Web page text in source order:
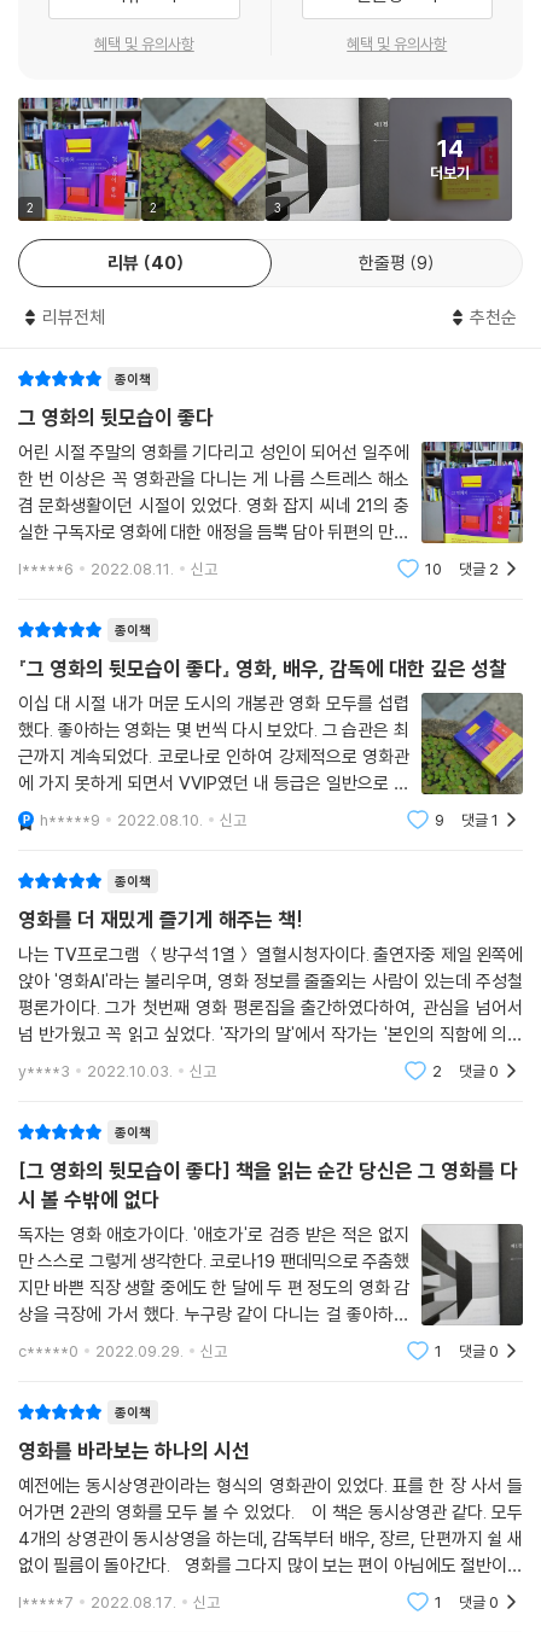
다. 여성과 유색인종, 성소수자, 장애인 등을 영화 제작 과정에서 배제하지
말고 ‘포함’시켜야 한다는 얘기다. 비록 수상은 못 했어도 객석의 메릴 스트
바로 그런 존재다.
---「메릴 스트리프」중에서
[영웅본색]에서 “신을 믿나?”라는 질문에 “내가 바로 신이야. 자기 운명
을 잡을 수 있는 자가 바로 신이지”라고 당당하게 말했던 주윤발이, 20년
전 시점의 [영웅본색 3]에서는 매염방과의 대화 도중 “운명은 사람 마음
대로 할 수 있는 게 아냐. 신이 정해놓으셨어”라는 운명론을 얘기한다. [영
웅본색 3]는 시간을 거슬러 올라가 근본적으로 어디서부터 잘못되었나를
묻는다. [영웅본색] 시리즈는 홍콩의 현대사와 겹쳐지는, 우리가 생각한
---「‘홍콩 누아르’의 발명」중에서
매체 환경이 아무리 변하더라도 진실을 추구하는 저널리즘의 본분을 잊어
서는 안 되는 것이다. 자식에게 부끄럽지 않은 아버지가 되기 위해 양심선
언을 하려는 젊은 공무원(마츠자카 토리)과, 훌륭한 기자로서 세상을 떠난
아버지에게 부끄럽지 않은 딸이 되기 위해 진실을 보도하려는 기자(심은
경)는 영화 속에서 이렇게 함께 질문한다. “그렇게 살아도 됩니까? 내버려
은 어떻게 대답하시겠습니까.
---「저널리즘 영화」중에서
손에 잡힐 것 같은 생생함
영화 속에서 태어나 스스로 만개하는 시대의 아이콘들을 생각하다
감독의 영감에서 영화가 탄생한다면, 실로 영화를 완성시키는 것은 배우
다. 감독의 든든한 파트너이자 조력자가 되기도 하고 관객과 가장 가까이
소통하며 시대의 아이콘으로 자리매김하는 배우들. 윤여정, 전도연, 설경
구, 봉태규, 공효진이라는 한국 영화의 빛나는 이름들 이후로 메릴 스트리
프, 주성치, 찰리 채플린, 오드리 헵번이라는, 영화광이라면 사랑해 마지않
는 이름들이 이어진다. 총 9명의 배우들은 과거의 자신과 싸워가면서 늘
갱신하고, 자신만의 방식으로 영화를 만들어나간다.
진 감독은 전도연에게 “어떤 느낌인지 알지?”를 물었고, 강우석 감독은 설
경구에게 “알아서 잘 만들어줘”라며 부탁했다. 배우들에게 캐릭터가 주어
지는 순간, 그들은 감독의 손을 벗어나 스스로 피어나고 무르익는다. 감독
들의 감독, 김기영의 작품 세계에 영향을 주며 불균질한 비범함을 맘껏 뽐
냈던 윤여정, 삶의 신념을 영화 속에서도 맘껏 펼쳐내며 ‘배우가 산업을 바
꿀 수 있다’는 말을 증명한 메릴 스트리프는 단연코 독보적인 존재감으로
영화 산업을 지탱해온 이름들이다. 봉태규, 공효진이 자신만의 정서로 완
성해온 ‘전대미문’의 캐릭터들부터 주성치, 찰리 채플린, 오드리 헵번이 세
다..
제3전시실 「장르관」
장르 이단아들의 무한한 가능성
장르의 렌즈로 들여다보면 보이는 영화가 우리에게 던지는 질문들
‘감독’과 ‘배우’라는 키워드가 영화의 밖을 탐구하는 유용한 도구였다면,
‘장르’라는 렌즈는 영화의 내부를 비교적 깊게 들여다볼 수 있는 도구가 된
선거영화, 저널리즘 영화 등 영화가 다루고 있는 소재와 방식에 따라 총 11
개의 주제를 탐구한다. 장르 영화는 자신의 존재를 나타내는 반복적인 ‘컨
벤션(관습)’이 특징이다. 이 컨벤션에는 대중의 무의식이 반영되기에, 장
르 영화는 우리의 역사, 사회 문제, 더 나아가 우리가 당연하다 여겨온 관념
까지 담는다. 한국 공포영화로 대표되는 [여고괴담]과 [알포인트]에서 각
각 한국의 입시 교육에 대한 비판, 베트남전에 대한 반성을 읽는 것이 결코
과장이 아닌 이유다. 장르 영화는 그들의 방식으로 조금씩 변주하고 나아
겨온 독자들도 이 책을 통해 영화로 시대를 사유하는 방법과 관점을 새롭
게 얻어갈 것이다.
제4전시실 「단편관」
장편이 상상할 수 없는 자유
어쩌면 모든 것의 시작이었을 거장들의 단편에 주목하다
“모든 감독은 단편으로 시작했다.” 이 말은 박찬욱과 봉준호에게도 예외가
아니다. 이 전시실에서는 그동안 장편만큼 잘 다뤄지진 않았지만, 두 거장
이후 매년 단편 작업을 이어오고 있고, 오랜 시간 미쟝센 단편영화제에 참
여할 만큼 단편에 대한 애정이 크다. 또한 그는 동생 박찬경 감독과 함께
‘파킹 찬스’라는 이름의 단편 프로젝트 그룹을 꾸리기도 했다. [심판]부터
[일장춘몽]까지, 단편영화에 숨겨져 있는 그의 장편으로 이어지는 중요한
전환의 단서들을 이 책에서 찾을 수 있다. 봉준호 또한 “단편으로 시작한
것을 넘어, 늘 단편과 함께”였다. 한국영화아카데미에 입학하기 전 찍은
[백색인]부터 학교에서 과제로 만든 습작 [프레임 속의 기억들]까지, 작품
활동 초기의 짧은 단편에서도 [기생충]으로 이어지는 ‘봉준호 스타일’을
압력이다. 또 써달라
- 이경미 (영화감독, 각본가)
혜택 및 유의사항 혜택 및 유의사항
2 2 3
14
더보기
리뷰 40 한줄평 9
리뷰전체 추천순
종이책
그 영화의 뒷모습이 좋다
어린 시절 주말의 영화를 기다리고 성인이 되어선 일주에
한 번 이상은 꼭 영화관을 다니는 게 나름 스트레스 해소
겸 문화생활이던 시절이 있었다. 영화 잡지 씨네 21의 충
실한 구독자로 영화에 대한 애정을 듬뿍 담아 뒤편의 만화
와 영화 관련 퀴즈를 푸는 게 일상이었던 그 시절을 떠올
리게 하는 주성철 영화평론가의 『그 영화의 뒷모습이 좋
l*****6 2022.08.11. 신고 10 댓글 2
종이책
『그 영화의 뒷모습이 좋다』 영화, 배우, 감독에 대한 깊은 성찰
이십 대 시절 내가 머문 도시의 개봉관 영화 모두를 섭렵
했다. 좋아하는 영화는 몇 번씩 다시 보았다. 그 습관은 최
근까지 계속되었다. 코로나로 인하여 강제적으로 영화관
에 가지 못하게 되면서 VVIP였던 내 등급은 일반으로 내
려앉았다. 책과 음악, 영화 중 책 다음으로 좋아하는 게 영
화다. 다른 사람들의 이야기에 매력을 느껴 화면에 빠져들
h*****9 2022.08.10. 신고 9 댓글1
종이책
영화를 더 재밌게 즐기게 해주는 책!
나는 TV프로그램 ＜방구석 1열＞ 열혈시청자이다. 출연자중 제일 왼쪽에
앉아 '영화AI'라는 불리우며, 영화 정보를 줄줄외는 사람이 있는데 주성철
평론가이다. 그가 첫번째 영화 평론집을 출간하였다하여, 관심을 넘어서
넘 반가웠고 꼭 읽고 싶었다. '작가의 말'에서 작가는 '본인의 직함에 의문
을 갖는다'라는 문장으로 시작된다. 영화 프로그램에서 느꼈던 그분다운
생각이라 느껴
y****3 2022.10.03. 신고 2 댓글0
종이책
[그 영화의 뒷모습이 좋다] 책을 읽는 순간 당신은 그 영화를 다
시 볼 수밖에 없다
독자는 영화 애호가이다. '애호가'로 검증 받은 적은 없지
만 스스로 그렇게 생각한다. 코로나19 팬데믹으로 주춤했
지만 바쁜 직장 생할 중에도 한 달에 두 편 정도의 영화 감
상을 극장에 가서 했다. 누구랑 같이 다니는 걸 좋아하지
만 같이 갈 사람이 없을 때는 혼자서 오붓하게 즐기는 시
c*****0 2022.09.29. 신고 1 댓글0
종이책
영화를 바라보는 하나의 시선
예전에는 동시상영관이라는 형식의 영화관이 있었다. 표를 한 장 사서 들
어가면 2관의 영화를 모두 볼 수 있었다. 이 책은 동시상영관 같다. 모두
4개의 상영관이 동시상영을 하는데, 감독부터 배우, 장르, 단편까지 쉴 새
없이 필름이 돌아간다. 영화를 그다지 많이 보는 편이 아님에도 절반이상
은 아는 감독에 아는 배우인 것을 보면 다양한 분야를 다루면서도 대중성
l*****7 2022.08.17. 신고 1 댓글0